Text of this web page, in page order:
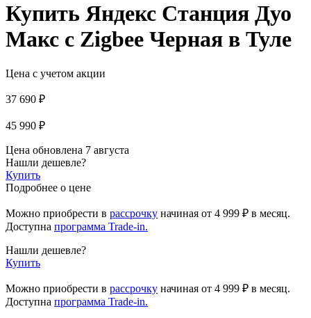
Купить Яндекс Станция Дуо
Макс с Zigbee Черная в Туле
Цена с учетом акции
37 690 ₽
45 990 ₽
Цена обновлена 7 августа
Нашли дешевле?
Купить
Подробнее о цене
Можно приобрести в рассрочку начиная от 4 999 ₽ в месяц.
Доступна программа Trade-in.
Нашли дешевле?
Купить
Можно приобрести в рассрочку начиная от 4 999 ₽ в месяц.
Доступна программа Trade-in.